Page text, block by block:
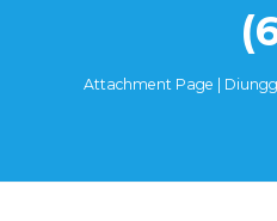
Attachment Page |